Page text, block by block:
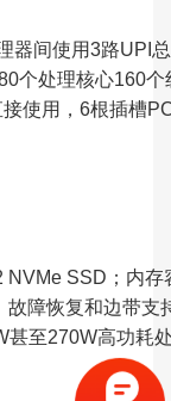
器间使用3路UPI
个处理核心160个
使用，6根插槽
SSD；内
障恢复和边带支
至270W高功耗